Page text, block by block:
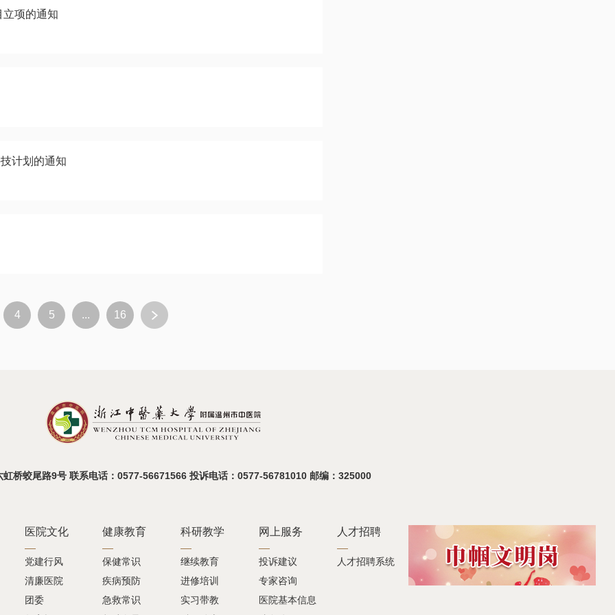
项的通知
计划的通知
4 5 ... 16
虹桥蛟尾路9号 联系电话：0577-56671566 投诉电话：0577-56781010 邮编：325000
医院文化
党建行风
清廉医院
团委
健康教育
保健常识
疾病预防
急救常识
科研教学
继续教育
进修培训
实习带教
网上服务
投诉建议
专家咨询
医院基本信息
人才招聘
人才招聘系统